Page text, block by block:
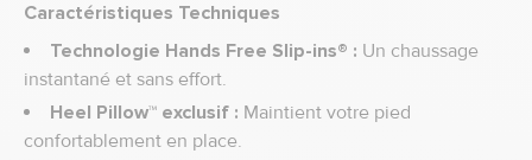
Caractéristiques Techniques
Technologie Hands Free Slip-ins® : Un chaussage
instantané et sans effort.
Heel Pillow™ exclusif : Maintient votre pied
confortablement en place.